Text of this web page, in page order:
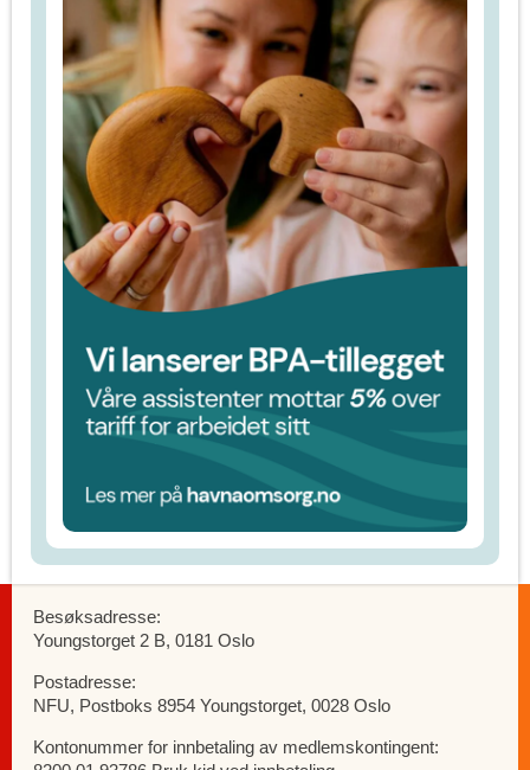
Besøksadresse:
Youngstorget 2 B, 0181 Oslo
Postadresse:
NFU, Postboks 8954 Youngstorget, 0028 Oslo
Kontonummer for innbetaling av medlemskontingent: